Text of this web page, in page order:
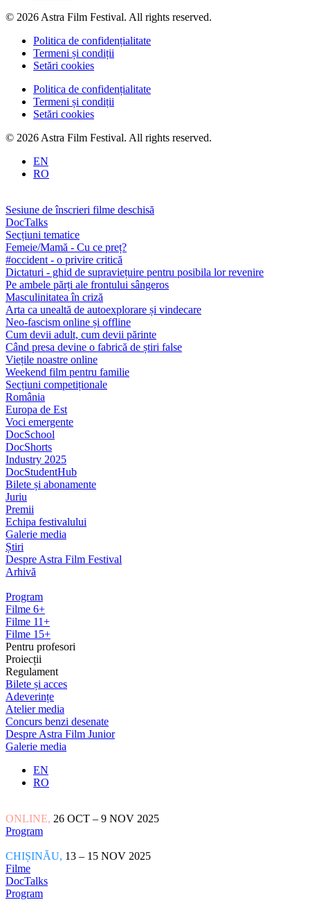
© 2026 Astra Film Festival. All rights reserved.
Politica de confidențialitate
Termeni și condiții
Setări cookies
Politica de confidențialitate
Termeni și condiții
Setări cookies
© 2026 Astra Film Festival. All rights reserved.
EN
RO
Sesiune de înscrieri filme deschisă
DocTalks
Secțiuni tematice
Femeie/Mamă - Cu ce preț?
#occident - o privire critică
Dictaturi - ghid de supraviețuire pentru posibila lor revenire
Pe ambele părți ale frontului sângeros
Masculinitatea în criză
Arta ca unealtă de autoexplorare și vindecare
Neo-fascism online și offline
Cum devii adult, cum devii părinte
Când presa devine o fabrică de știri false
Viețile noastre online
Weekend film pentru familie
Secțiuni competiționale
România
Europa de Est
Voci emergente
DocSchool
DocShorts
Industry 2025
DocStudentHub
Bilete și abonamente
Juriu
Premii
Echipa festivalului
Galerie media
Știri
Despre Astra Film Festival
Arhivă
Program
Filme 6+
Filme 11+
Filme 15+
Pentru profesori
Proiecții
Regulament
Bilete și acces
Adeverințe
Atelier media
Concurs benzi desenate
Despre Astra Film Junior
Galerie media
EN
RO
ONLINE, 26 OCT – 9 NOV 2025
Program
CHIȘINĂU, 13 – 15 NOV 2025
Filme
DocTalks
Program